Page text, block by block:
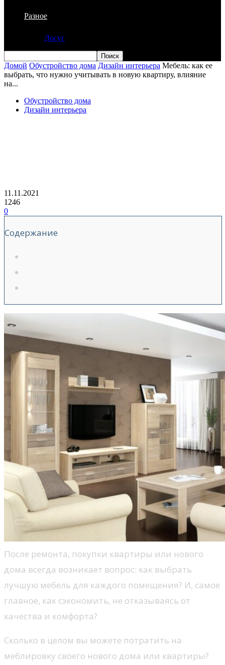
Разное
Досуг
Домой Обустройство дома Дизайн интерьера Мебель: как ее
выбрать, что нужно учитывать в новую квартиру, влияние
на...
Обустройство дома
Дизайн интерьера
11.11.2021
1246
0
Содержание
После ремонта, покупки квартиры или нового
дома всегда возникает вопрос: как выбрать
лучшую мебель для каждого помещения? И, самое
главное, как сэкономить, не отказываясь от
качества и комфорта?
Сколько в целом вы можете потратить на
меблировку своего нового дома или квартиры?